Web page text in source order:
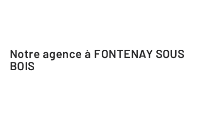
Notre agence à FONTENAY SOUS
BOIS